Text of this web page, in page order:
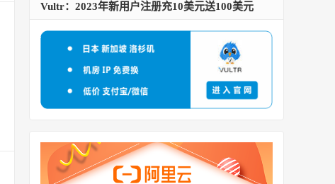
Vultr：2023年新用户注册充10美元送100美元